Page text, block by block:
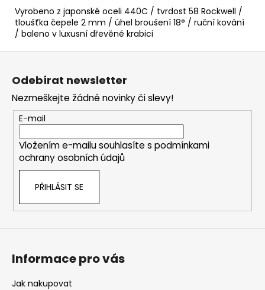
Vyrobeno z japonské oceli 440C / tvrdost 58 Rockwell /
tloušťka čepele 2 mm / úhel broušení 18° / ruční kování
/ baleno v luxusní dřevěné krabici
Z
Odebírat newsletter
Nezmeškejte žádné novinky či slevy!
E-mail
Vložením e-mailu souhlasíte s podmínkami
ochrany osobních údajů
PŘIHLÁSIT SE
Informace pro vás
Jak nakupovat